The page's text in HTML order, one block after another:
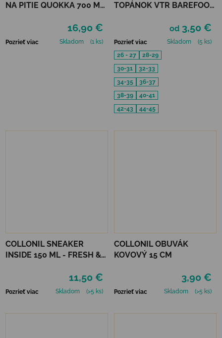
NA PITIE QUOKKA 700 ML
16,90 €
Pozrieť viac Skladom (1 ks)
TOPÁNOK VTR BAREFOOT
od 3,50 €
Pozrieť viac Skladom
(5 ks)
26 - 27
28-29
30-31
32-33
34-35
36-37
38-39
40-41
42-43
44-45
COLLONIL SNEAKER
INSIDE 150 ML - FRESH &
11,50 €
Pozrieť viac Skladom (>5 ks)
COLLONIL OBUVÁK
KOVOVÝ 15 CM
3,90 €
Pozrieť viac Skladom (>5 ks)